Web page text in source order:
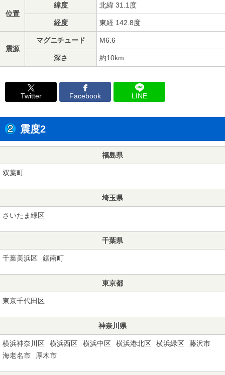
位置
緯度 北緯 31.1度
経度 東経 142.8度
震源
マグニチュード M6.6
深さ 約10km
Twitter Facebook LINE
震度2
福島県
双葉町
埼玉県
さいたま緑区
千葉県
千葉美浜区 鋸南町
東京都
東京千代田区
神奈川県
横浜神奈川区 横浜西区 横浜中区 横浜港北区 横浜緑区
藤沢市
海老名市
厚木市